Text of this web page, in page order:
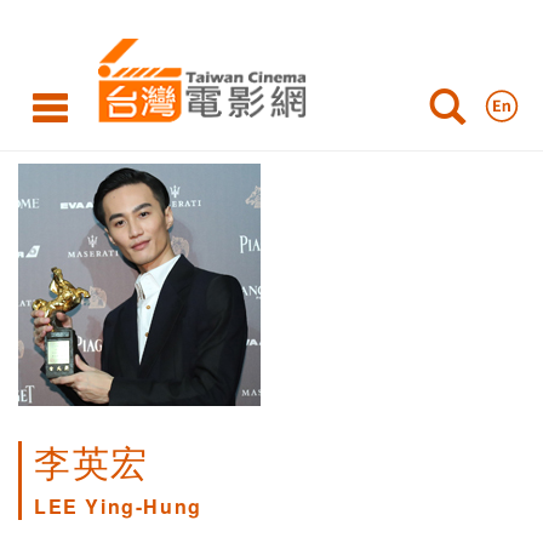
李英宏
LEE Ying-Hung